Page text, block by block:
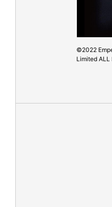
©2022
Limited ALL